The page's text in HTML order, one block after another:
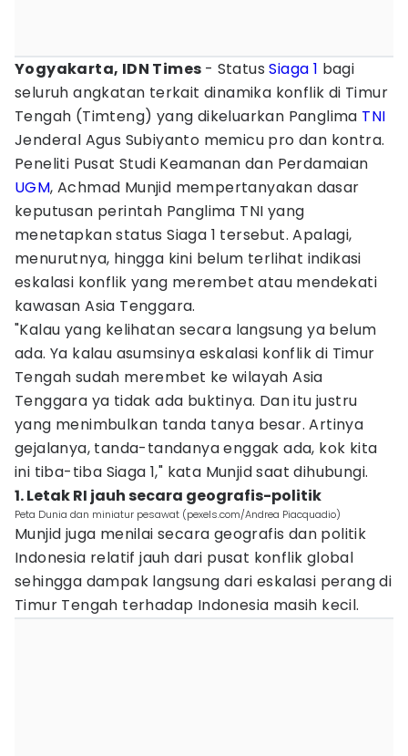
Yogyakarta, IDN Times - StatusSiaga 1 bagi
seluruh angkatan terkait dinamika konflik di Timur
Tengah (Timteng) yang dikeluarkan Panglima TNI
Jenderal Agus Subiyanto memicu pro dan kontra.
Peneliti Pusat Studi Keamanan dan Perdamaian
UGM, Achmad Munjid mempertanyakan dasar
keputusan perintah Panglima TNI yang
menetapkan status Siaga 1 tersebut. Apalagi,
menurutnya, hingga kini belum terlihat indikasi
eskalasi konflik yang merembet atau mendekati
kawasan Asia Tenggara.
"Kalau yang kelihatan secara langsung ya belum
ada. Ya kalau asumsinya eskalasi konflik di Timur
Tengah sudah merembet ke wilayah Asia
Tenggara ya tidak ada buktinya. Dan itu justru
yang menimbulkan tanda tanya besar. Artinya
gejalanya, tanda-tandanya enggak ada, kok kita
ini tiba-tiba Siaga 1," kata Munjid saat dihubungi.
1. Letak RI jauh secara geografis-politik
Peta Dunia dan miniatur pesawat (pexels.com/Andrea Piacquadio)
Munjid juga menilai secara geografis dan politik
Indonesia relatif jauh dari pusat konflik global
sehingga dampak langsung dari eskalasi perang di
Timur Tengah terhadap Indonesia masih kecil.